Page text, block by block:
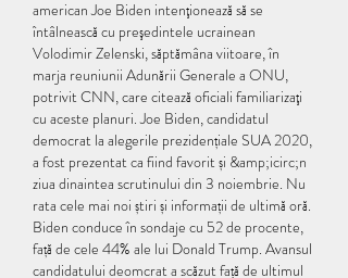
american Joe Biden intenţionează să se
întâlnească cu preşedintele ucrainean
Volodimir Zelenski, săptămâna viitoare, în
marja reuniunii Adunării Generale a ONU,
potrivit CNN, care citează oficiali familiarizaţi
cu aceste planuri. Joe Biden, candidatul
democrat la alegerile prezidențiale SUA 2020,
a fost prezentat ca fiind favorit și &amp;icirc;n
ziua dinaintea scrutinului din 3 noiembrie. Nu
rata cele mai noi știri și informații de ultimă oră.
Biden conduce în sondaje cu 52 de procente,
față de cele 44% ale lui Donald Trump. Avansul
candidatului deomcrat a scăzut față de ultimul